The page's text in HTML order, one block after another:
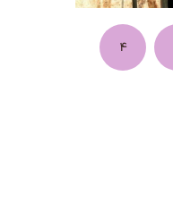
4